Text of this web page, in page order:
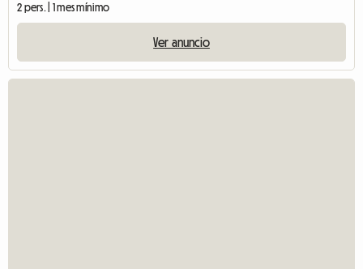
2 pers. | 1 mes mínimo
Ver anuncio